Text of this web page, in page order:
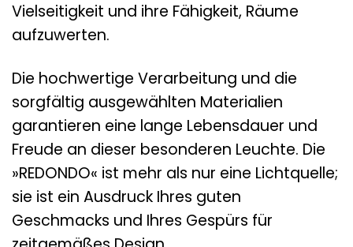
Vielseitigkeit und ihre Fähigkeit, Räume
aufzuwerten.
Die hochwertige Verarbeitung und die
sorgfältig ausgewählten Materialien
garantieren eine lange Lebensdauer und
Freude an dieser besonderen Leuchte. Die
»REDONDO« ist mehr als nur eine Lichtquelle;
sie ist ein Ausdruck Ihres guten
Geschmacks und Ihres Gespürs für